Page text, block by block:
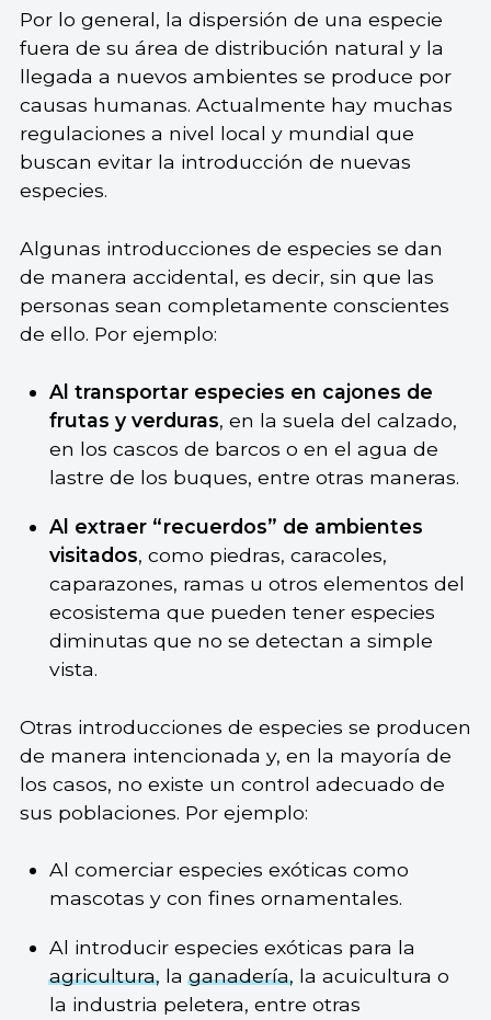
Por lo general, la dispersión de una especie
fuera de su área de distribución natural y la
llegada a nuevos ambientes se produce por
causas humanas. Actualmente hay muchas
regulaciones a nivel local y mundial que
buscan evitar la introducción de nuevas
especies.
Algunas introducciones de especies se dan
de manera accidental, es decir, sin que las
personas sean completamente conscientes
de ello. Por ejemplo:
Al transportar especies en cajones de
frutas y verduras, en la suela del calzado,
en los cascos de barcos o en el agua de
lastre de los buques, entre otras maneras.
Al extraer “recuerdos” de ambientes
visitados, como piedras, caracoles,
caparazones, ramas u otros elementos del
ecosistema que pueden tener especies
diminutas que no se detectan a simple
vista.
Otras introducciones de especies se producen
de manera intencionada y, en la mayoría de
los casos, no existe un control adecuado de
sus poblaciones. Por ejemplo:
Al comerciar especies exóticas como
mascotas y con fines ornamentales.
Al introducir especies exóticas para la
agricultura, laganadería, la acuicultura o
la industria peletera, entre otras